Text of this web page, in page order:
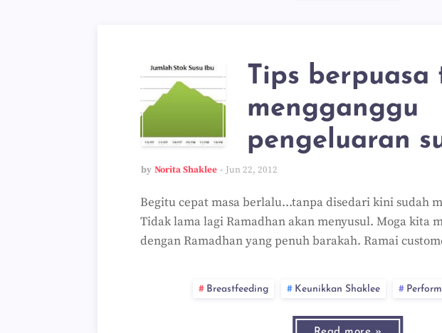
Tips berpuasa
mengganggu
pengeluaran
by Norita Shaklee Jun 22, 2012
Begitu cepat masa berlalu...tanpa disedari kini sudah
Tidak lama lagi Ramadhan akan menyusul. Moga kita
dengan Ramadhan yang penuh barakah. Ramai
Breastfeeding Keunikkan Shaklee